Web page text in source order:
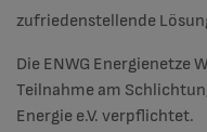
zufriedenstellende
Die ENWG Energienetze
Teilnahme am
Energie e.V. verpflichtet.